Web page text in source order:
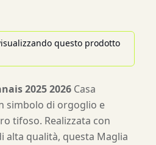
questo prodotto
2025 2026 Casa
simbolo di orgoglio e
tifoso. Realizzata con
alta qualità, questa Maglia